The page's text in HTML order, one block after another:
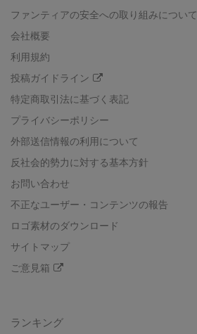
ファンティアの安全への取り組みについて
会社概要
利用規約
投稿ガイドライン
特定商取引法に基づく表記
プライバシーポリシー
外部送信情報の利用について
反社会的勢力に対する基本方針
お問い合わせ
不正なユーザー・コンテンツの報告
ロゴ素材のダウンロード
サイトマップ
ご意見箱
ランキング